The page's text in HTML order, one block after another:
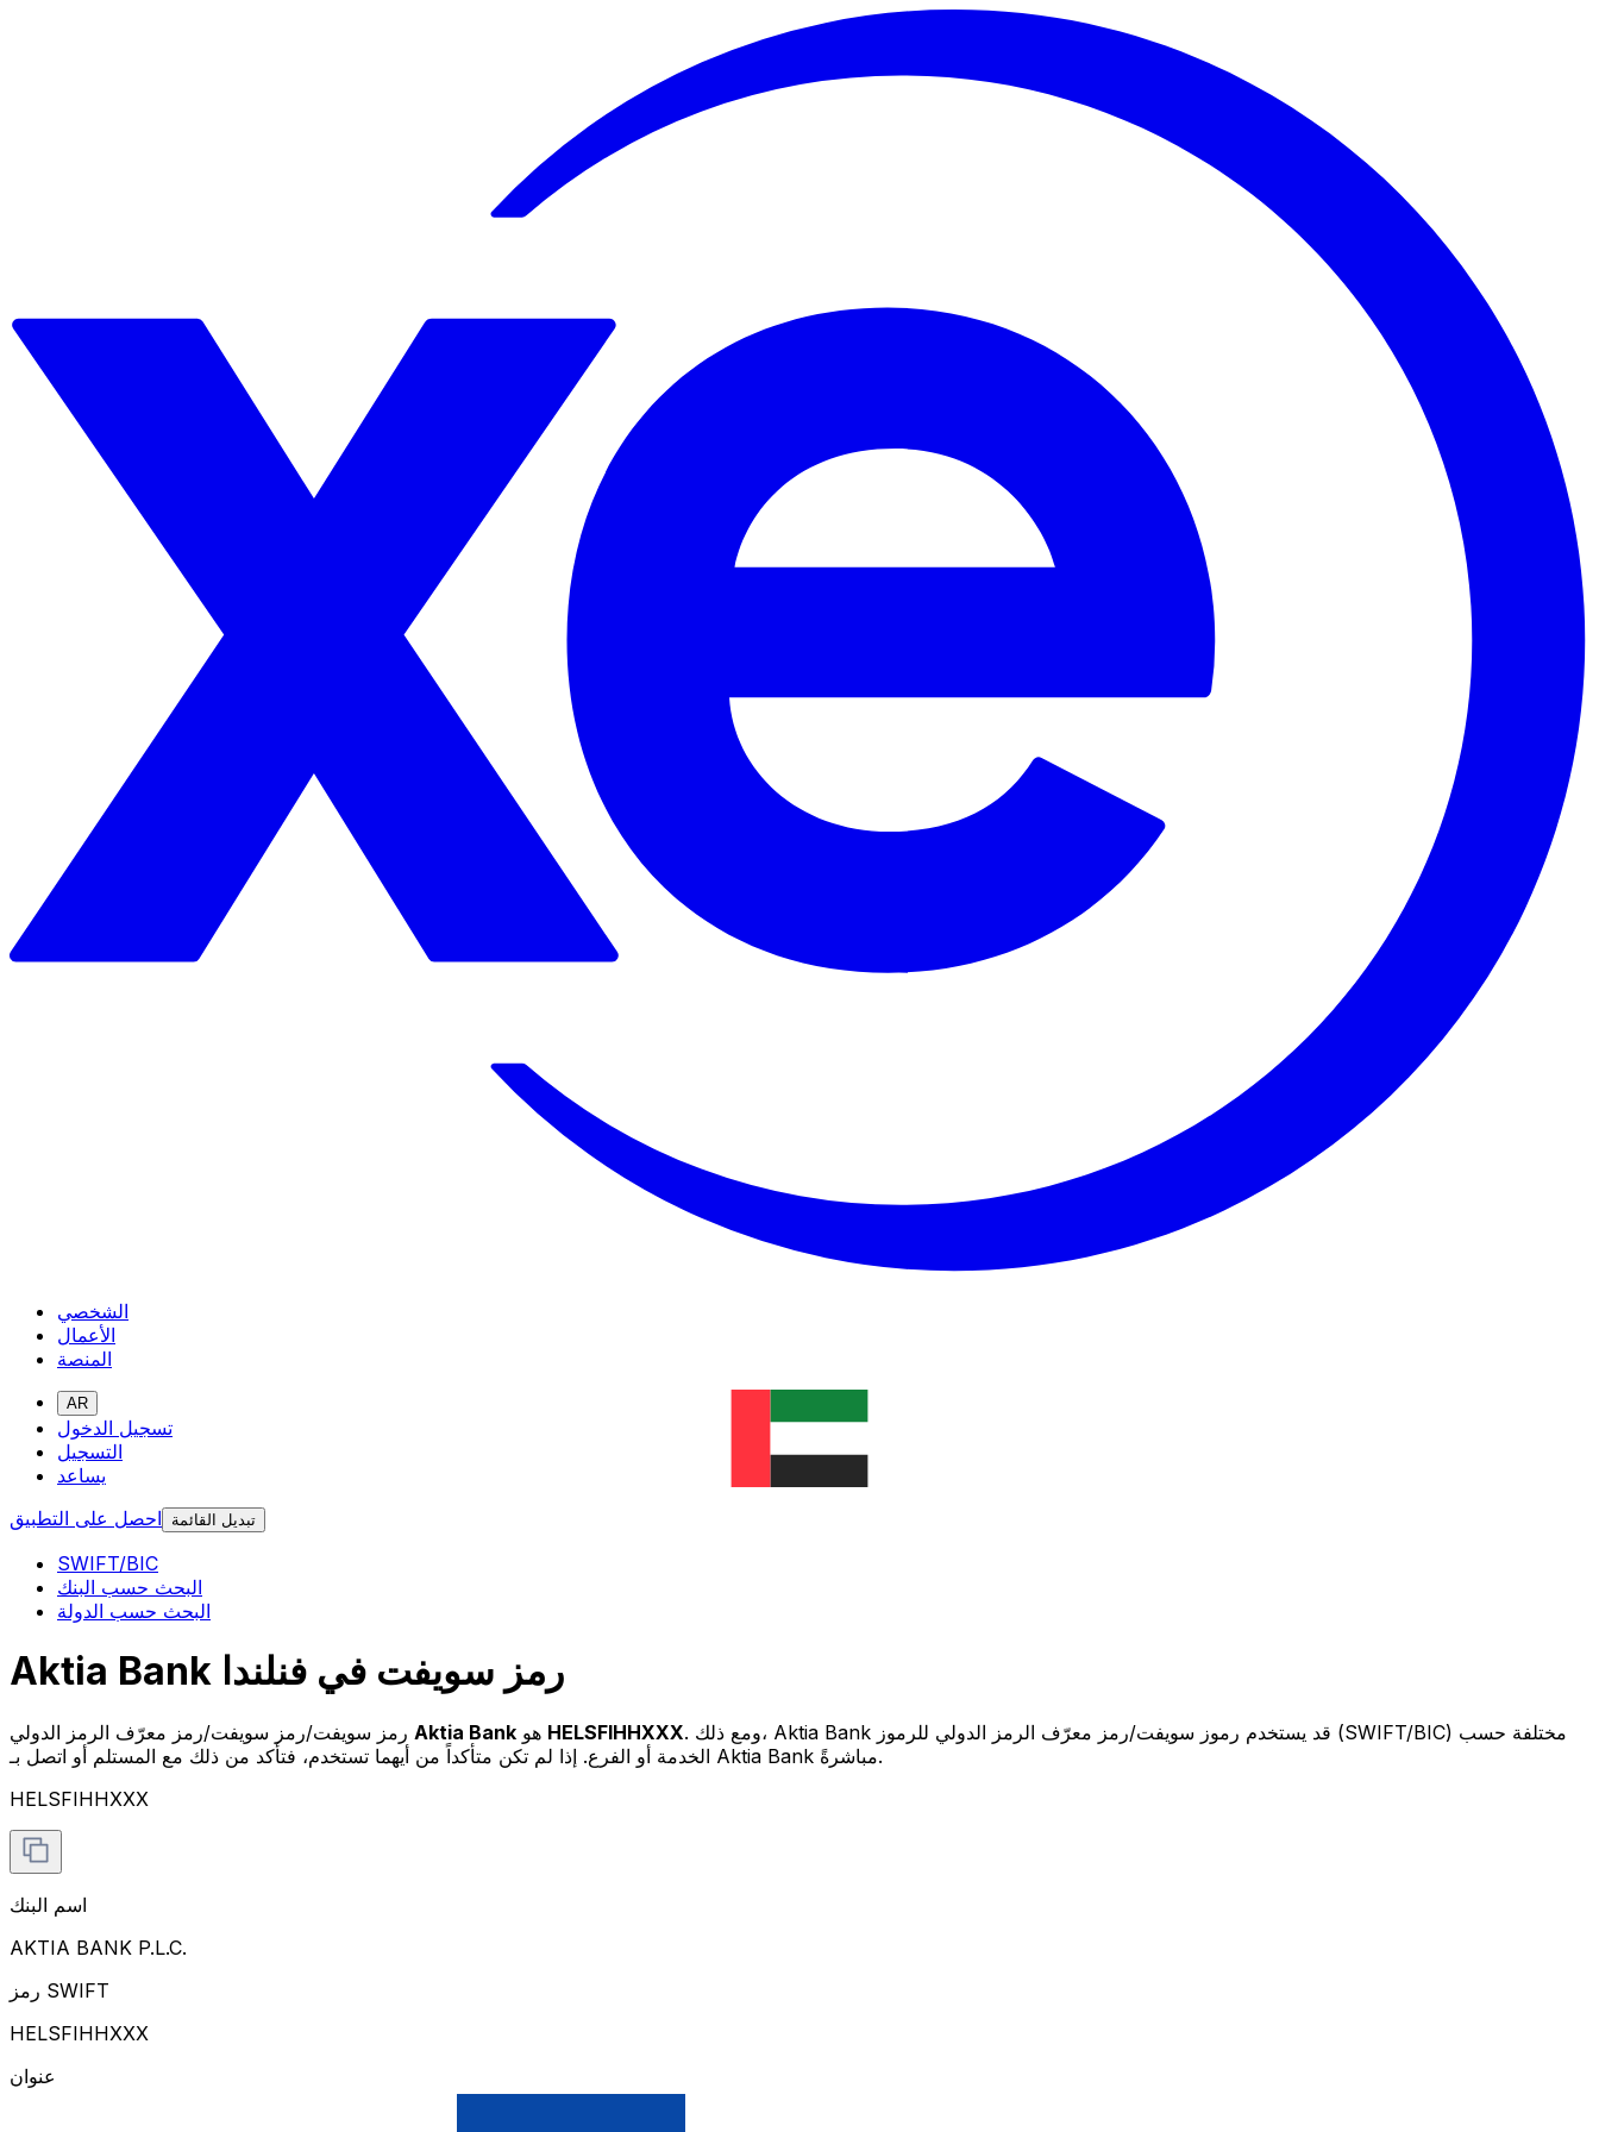
الشخصي
الأعمال
المنصة
AR
تسجيل الدخول
التسجيل
يساعد
احصل على التطبيق
تبديل القائمة
SWIFT/BIC
البحث حسب البنك
البحث حسب الدولة
Aktia Bank رمز سويفت في فنلندا
Aktia Bank HELSFIHHXXX. ومع ذلك، Aktia Bank قد يستخدم رموز سويفت/رمز معرّف الرمز الدولي للرموز (SWIFT/BIC) مختلفة حسب
الخدمة أو الفرع. إذا لم تكن متأكداً من أيهما تستخدم، فتأكد من ذلك مع المستلم أو اتصل بـ Aktia Bank مباشرةً.
HELSFIHHXXX
اسم البنك
AKTIA BANK P.L.C.
رمز SWIFT
HELSFIHHXXX
عنوان